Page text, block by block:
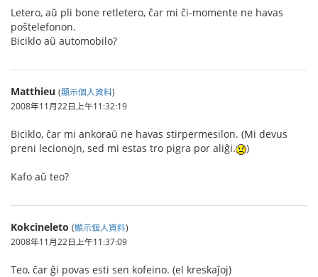
Letero, aŭ pli bone retletero, ĉar mi ĉi-momente ne havas
poŝtelefonon.
Biciklo aŭ automobilo?
Matthieu (顯示個人資料)
2008年11月22日上午11:32:19
Biciklo, ĉar mi ankoraŭ ne havas stirpermesilon. (Mi devus
preni lecionojn, sed mi estas tro pigra por aliĝi.
)
Kafo aŭ teo?
Kokcineleto (顯示個人資料)
2008年11月22日上午11:37:09
Teo, ĉar ĝi povas esti sen kofeino. (el kreskaĵoj)